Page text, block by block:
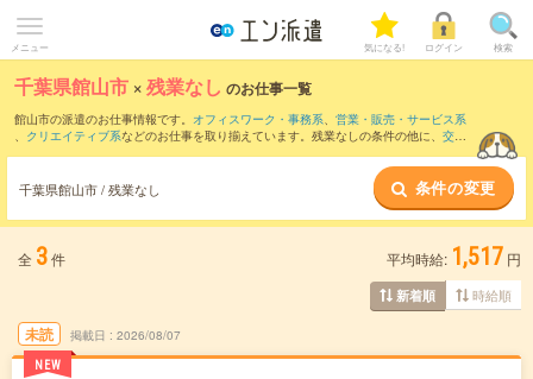
メニュー 気になる! ログイン 検索
千葉県館山市 ×残業なし のお仕事一覧
館山市の派遣のお仕事情報です。 オフィスワーク・事務系、 営業・販売・サービス系
、 クリエイティブ系などのお仕事を取り揃えています。残業なしの条件の他に、 交通
千葉県館山市 / 残業なし 条件の変更
全 3件 平均時給: 1,517 円
新着順 時給順
未読
NEW
掲載日 2026/08/07